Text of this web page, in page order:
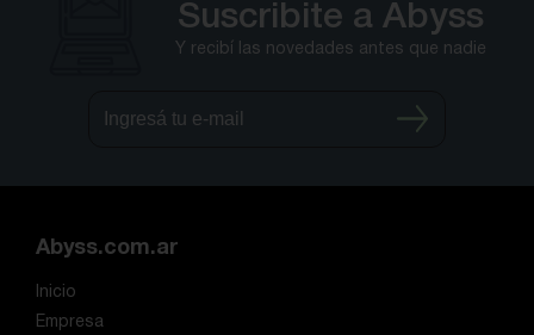
Suscribite a Abyss
Y recibí las novedades antes que nadie
Abyss.com.ar
Inicio
Empresa